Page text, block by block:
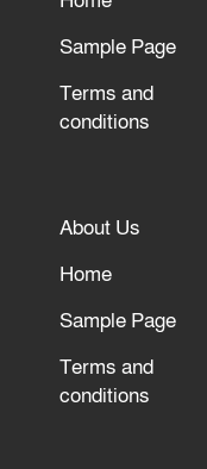
Sample Page
Terms and
conditions
About Us
Home
Sample Page
Terms and
conditions